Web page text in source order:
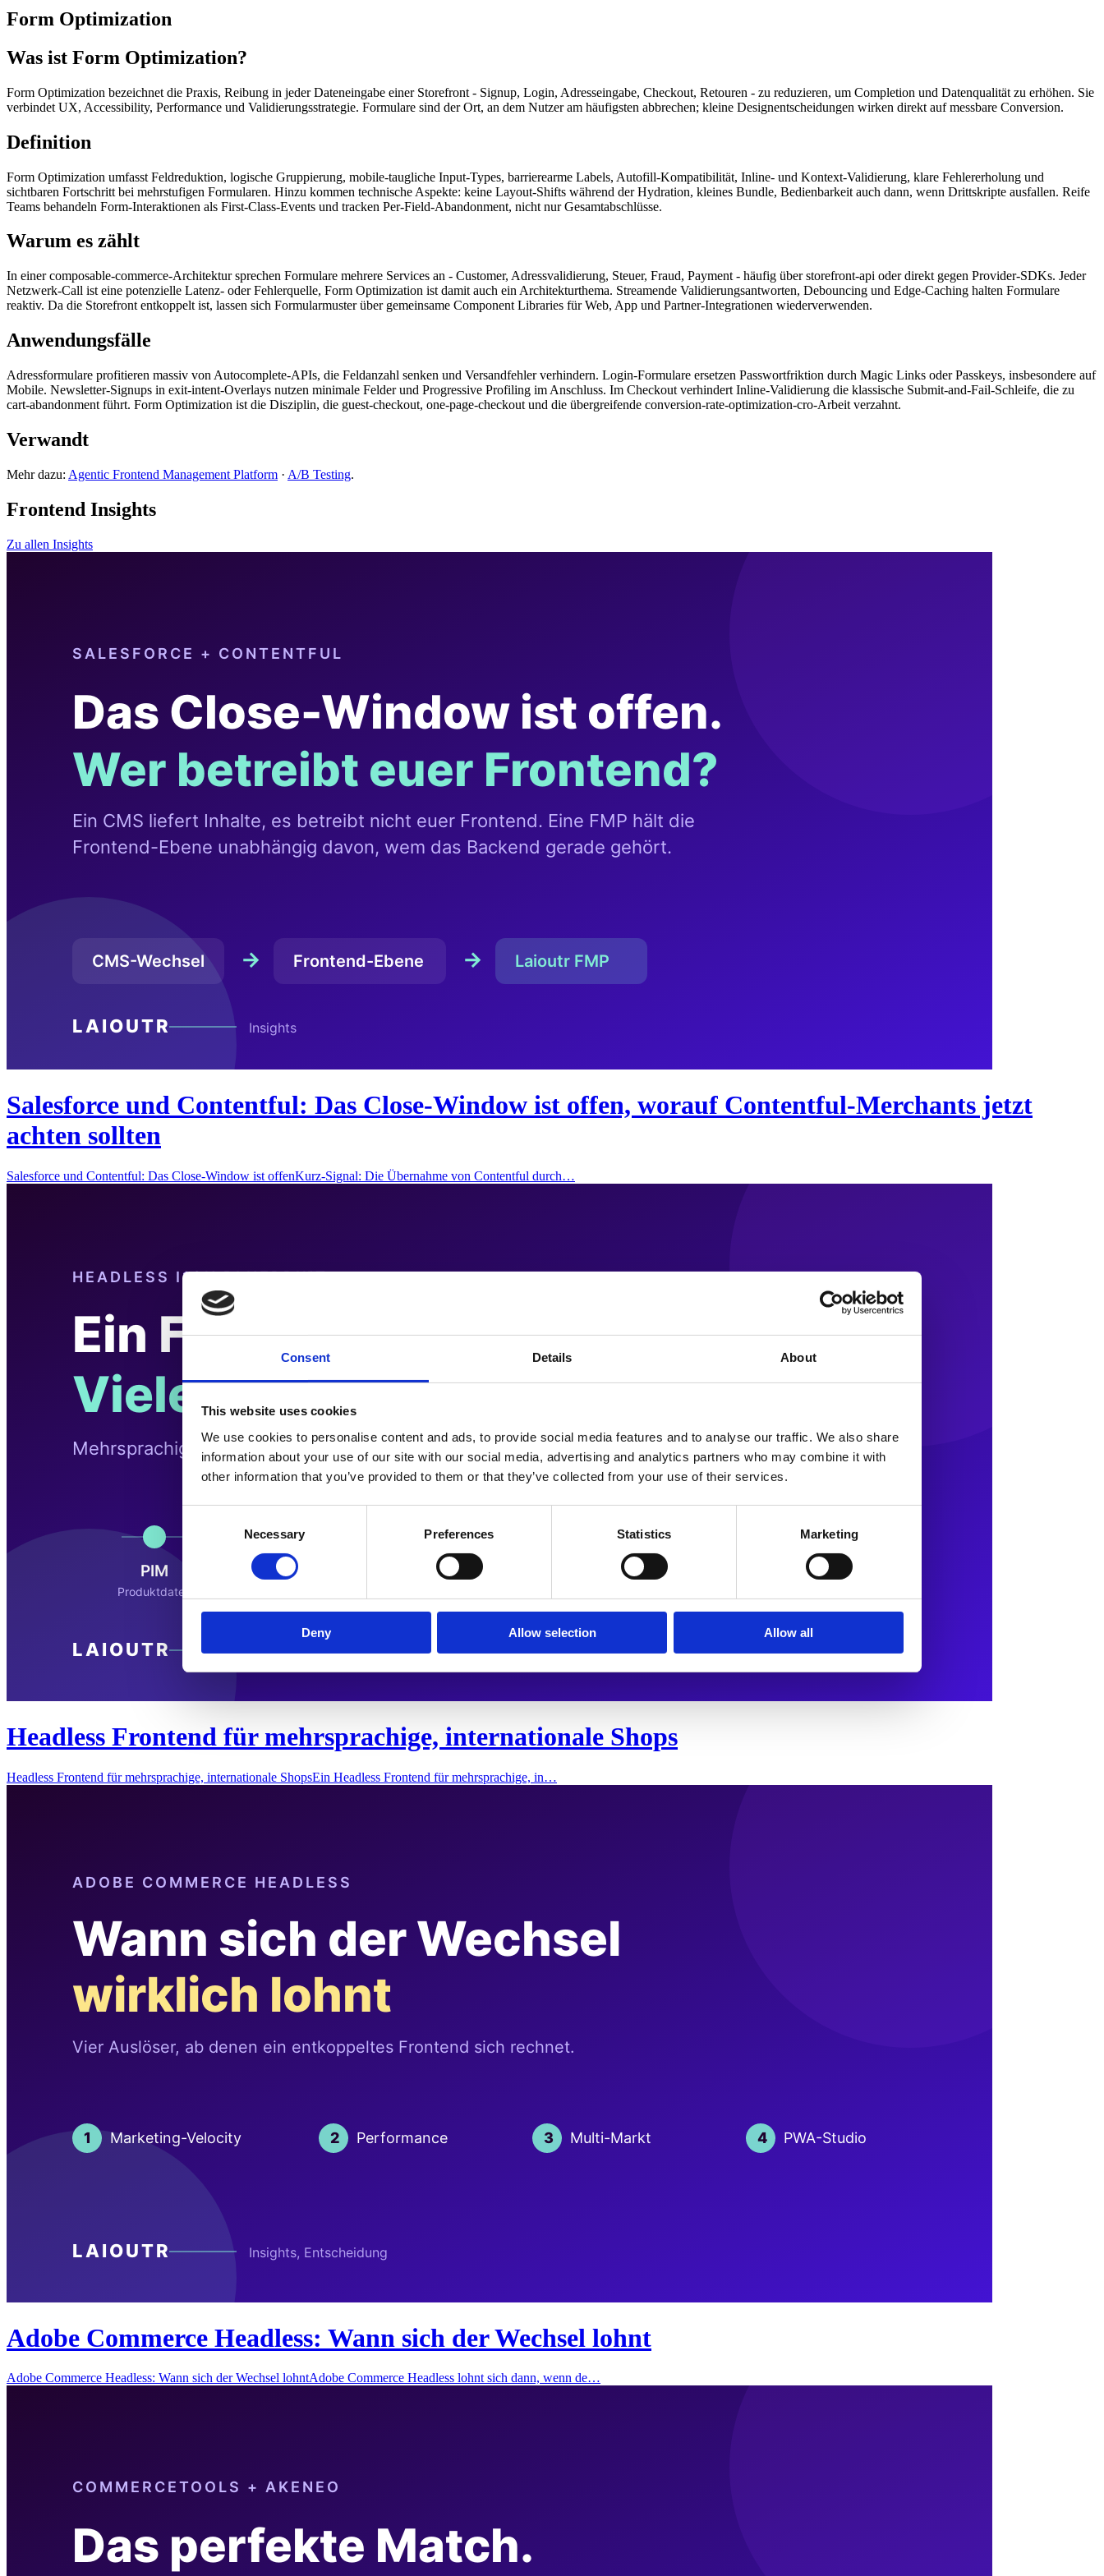
Consent Details About
This website uses cookies
We use cookies to personalise content and ads, to provide social media features and to analyse our traffic. We also share
information about your use of our site with our social media, advertising and analytics partners who may combine it with
other information that you’ve provided to them or that they’ve collected from your use of their services.
Selection
Necessary Preferences Statistics Marketing
Deny Allow selection Allow all
Form Optimization
Was ist Form Optimization?
Form Optimization bezeichnet die Praxis, Reibung in jeder Dateneingabe einer Storefront - Signup, Login, Adresseingabe, Checkout, Retouren - zu reduzieren, um Completion und Datenqualität zu erhöhen. Sie
verbindet UX, Accessibility, Performance und Validierungsstrategie. Formulare sind der Ort, an dem Nutzer am häufigsten abbrechen; kleine Designentscheidungen wirken direkt auf messbare Conversion.
Definition
Form Optimization umfasst Feldreduktion, logische Gruppierung, mobile-taugliche Input-Types, barrierearme Labels, Autofill-Kompatibilität, Inline- und Kontext-Validierung, klare Fehlererholung und
sichtbaren Fortschritt bei mehrstufigen Formularen. Hinzu kommen technische Aspekte: keine Layout-Shifts während der Hydration, kleines Bundle, Bedienbarkeit auch dann, wenn Drittskripte ausfallen. Reife
Teams behandeln Form-Interaktionen als First-Class-Events und tracken Per-Field-Abandonment, nicht nur Gesamtabschlüsse.
Warum es zählt
In einer composable-commerce-Architektur sprechen Formulare mehrere Services an - Customer, Adressvalidierung, Steuer, Fraud, Payment - häufig über storefront-api oder direkt gegen Provider-SDKs. Jeder
Netzwerk-Call ist eine potenzielle Latenz- oder Fehlerquelle, Form Optimization ist damit auch ein Architekturthema. Streamende Validierungsantworten, Debouncing und Edge-Caching halten Formulare
reaktiv. Da die Storefront entkoppelt ist, lassen sich Formularmuster über gemeinsame Component Libraries für Web, App und Partner-Integrationen wiederverwenden.
Anwendungsfälle
Adressformulare profitieren massiv von Autocomplete-APIs, die Feldanzahl senken und Versandfehler verhindern. Login-Formulare ersetzen Passwortfriktion durch Magic Links oder Passkeys, insbesondere auf
Mobile. Newsletter-Signups in exit-intent-Overlays nutzen minimale Felder und Progressive Profiling im Anschluss. Im Checkout verhindert Inline-Validierung die klassische Submit-and-Fail-Schleife, die zu
cart-abandonment führt. Form Optimization ist die Disziplin, die guest-checkout, one-page-checkout und die übergreifende conversion-rate-optimization-cro-Arbeit verzahnt.
Verwandt
Mehr dazu: Agentic Frontend Management Platform · A/B Testing.
Frontend Insights
Zu allen Insights
Salesforce und Contentful: Das Close-Window ist offen, worauf Contentful-Merchants jetzt
achten sollten
Salesforce und Contentful: Das Close-Window ist offenKurz-Signal: Die Übernahme von Contentful durch…
Headless Frontend für mehrsprachige, internationale Shops
Headless Frontend für mehrsprachige, internationale ShopsEin Headless Frontend für mehrsprachige, in…
Adobe Commerce Headless: Wann sich der Wechsel lohnt
Adobe Commerce Headless: Wann sich der Wechsel lohntAdobe Commerce Headless lohnt sich dann, wenn de…